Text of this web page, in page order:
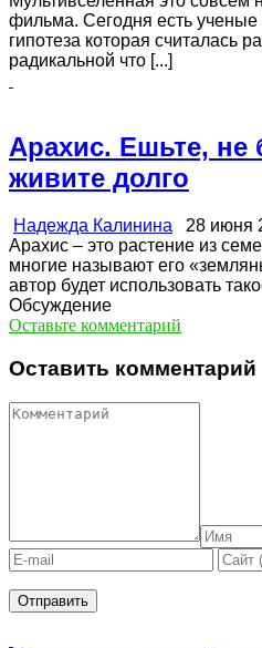
фильма. Сегодня есть ученые
гипотеза которая считалась
радикальной что [...]
Арахис. Ешьте, не
живите долго
Надежда Калинина 28 июня
Арахис – это растение из
многие называют его
автор будет использовать
Обсуждение
Оставьте комментарий
Оставить комментарий